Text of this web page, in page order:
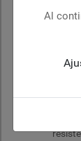
No
El
Los
Al